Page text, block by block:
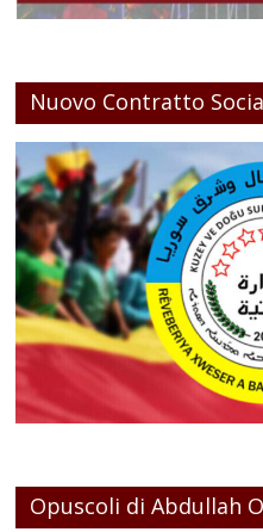
Nuovo Contratto
Opuscoli di Abdullah